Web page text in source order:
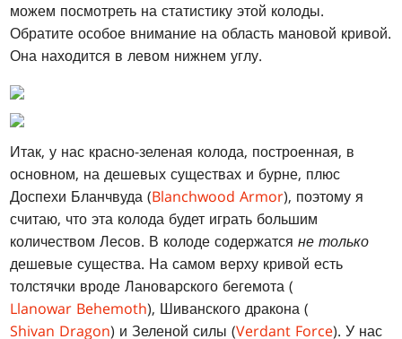
можем посмотреть на статистику этой колоды.
Обратите особое внимание на область мановой кривой.
Она находится в левом нижнем углу.
Итак, у нас красно-зеленая колода, построенная, в
основном, на дешевых существах и бурне, плюс
Доспехи Бланчвуда (Blanchwood Armor), поэтому я
считаю, что эта колода будет играть большим
количеством Лесов. В колоде содержатсяне только
дешевые существа. На самом верху кривой есть
толстячки вроде Лановарского бегемота (
Llanowar Behemoth), Шиванского дракона (
Shivan Dragon) и Зеленой силы (Verdant Force). У нас